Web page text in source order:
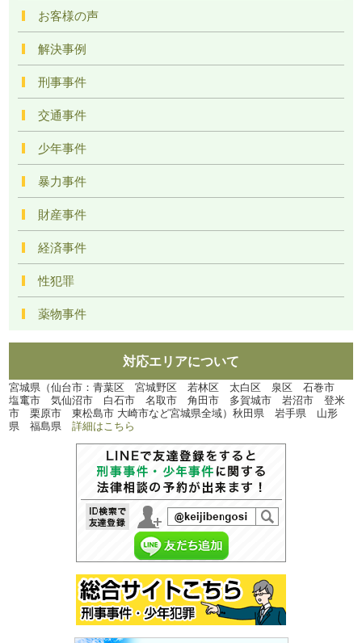
お客様の声
解決事例
刑事事件
交通事件
少年事件
暴力事件
財産事件
経済事件
性犯罪
薬物事件
対応エリアについて
宮城県（仙台市：青葉区 宮城野区 若林区 太白区 泉区 石巻市
塩竃市 気仙沼市 白石市 名取市 角田市 多賀城市 岩沼市 登米
市 栗原市 東松島市 大崎市など宮城県全域）秋田県 岩手県 山形
県 福島県詳細はこちら